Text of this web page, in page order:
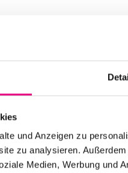
und Anzeigen zu
zu analysieren.
Medien, Werbung und